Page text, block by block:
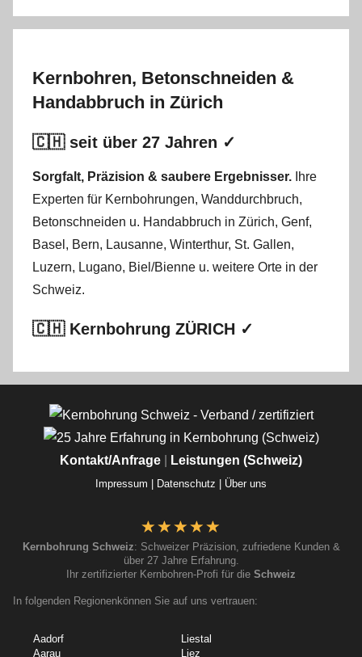
Kernbohren, Betonschneiden &
Handabbruch in Zürich
🇨🇭 seit über 27 Jahren ✓
Sorgfalt, Präzision & saubere Ergebnisser. Ihre
Experten für Kernbohrungen, Wanddurchbruch,
Betonschneiden u. Handabbruch in Zürich, Genf,
Basel , Bern, Lausanne, Winterthur, St. Gallen,
Luzern, Lugano, Biel/Bienne u. weitere Orte in der
Schweiz.
🇨🇭 Kernbohrung ZÜRICH ✓
Kontakt/Anfrage Leistungen (Schweiz)
Impressum | Datenschutz | Über uns
Kernbohrung Schweiz: Schweizer Präzision, zufriedene Kunden &
über 27 Jahre Erfahrung.
Ihr zertifizierter Kernbohren-Profi für die Schweiz
In folgenden Regionenkönnen Sie auf uns vertrauen:
Aadorf
Aarau
Liestal
Liez